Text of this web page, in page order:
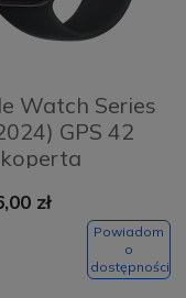
Watch Series
GPS 42
+ pasek
Sport Band
zł
Powiadom
o
dostępności